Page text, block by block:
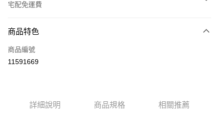
宅配免運費
信用卡一次付款
LINE Pay
ATM付款
商品特色
商品編號
11591669
詳細說明 商品規格 相關推薦